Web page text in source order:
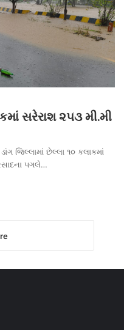
સરેરાશ ૨૫૩ મી.મી
જિલ્લામાં છેલ્લા ૧૦ કલાકમાં
પગલે…